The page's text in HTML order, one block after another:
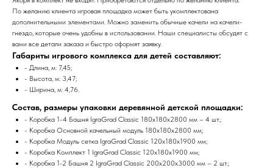
По желанию клиента игровая площадка может быть укомплектована
дополнительными элементами. Можно заменить обычные качели на качели-
гнездо, которые очень удобны в использовании. Наши специалисты обсудят с
вами все детали заказа и быстро оформят заявку.
Габариты игрового комплекса для детей составляют:
- Длина, м: 7,45;
- Высота, м: 3,47;
- Ширина, м: 4,76.
Состав, размеры упаковки деревянной детской площадки:
- Коробка 1-4 Башня IgraGrad Classic 180х180х2800 мм – 4 шт.;
- Коробка Основной качельный модуль 180х180х2800 мм;
- Коробка Модуль сетка IgraGrad Classic 120х180х1900 мм;
- Коробка Комплект 1 IgraGrad Classic 120х180х1900 мм;
- Коробка 1-2 Башня 2 IgraGrad Classic 200х200х3000 мм – 2 шт.;